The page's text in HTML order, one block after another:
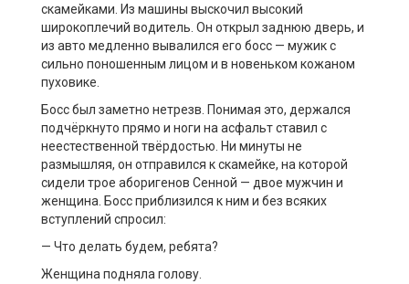
скамейками. Из машины выскочил высокий
широкоплечий водитель. Он открыл заднюю дверь, и
из авто медленно вывалился его босс — мужик с
сильно поношенным лицом и в новеньком кожаном
пуховике.
Босс был заметно нетрезв . Понимая это, держался
подчёркнуто прямо и ноги на асфальт ставил с
неестественной твёрдостью. Ни минуты не
размышляя, он отправился к скамейке, на которой
сидели трое аборигенов Сенной — двое мужчин и
женщина. Босс приблизился к ним и без всяких
вступлений спросил:
— Что делать будем, ребята?
Женщина подняла голову.